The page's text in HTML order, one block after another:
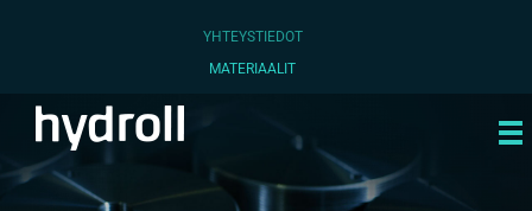
YHTEYSTIEDOT
MATERIAALIT